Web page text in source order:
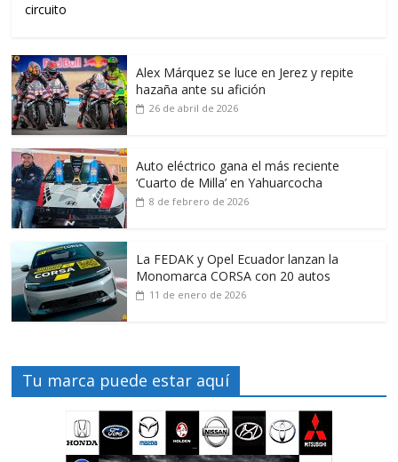
circuito
Alex Márquez se luce en Jerez y repite
hazaña ante su afición
26 de abril de 2026
Auto eléctrico gana el más reciente
‘Cuarto de Milla’ en Yahuarcocha
8 de febrero de 2026
La FEDAK y Opel Ecuador lanzan la
Monomarca CORSA con 20 autos
11 de enero de 2026
Tu marca puede estar aquí